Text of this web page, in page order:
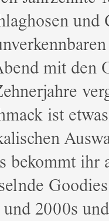
mit den
ist
bekommt ihr
2000s